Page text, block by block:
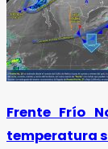
Frente Frío
temperatura